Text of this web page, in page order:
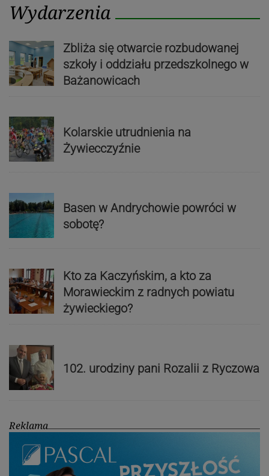
Wydarzenia
Zbliża się otwarcie rozbudowanej
szkoły i oddziału przedszkolnego w
Bażanowicach
Kolarskie utrudnienia na
Żywiecczyźnie
Basen w Andrychowie powróci w
sobotę?
Kto za Kaczyńskim, a kto za
Morawieckim z radnych powiatu
żywieckiego?
102. urodziny pani Rozalii z Ryczowa
Reklama